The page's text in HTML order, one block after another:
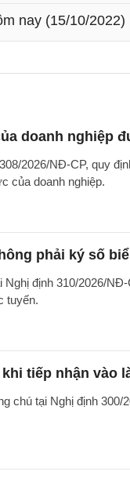
nay (15/10/2022)
doanh nghiệp
2026/NĐ-CP, quy
của doanh nghiệp.
phải ký số
định 310/2026/
tuyến.
tiếp nhận vào
chú tại Nghị định